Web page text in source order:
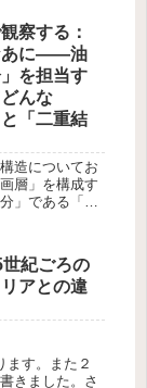
察する：
あに――油
を担当す
んな
「二重結
造についてお
層」を構成す
」である「乾
紀ごろの
アとの違
ます。また２
きました。さ